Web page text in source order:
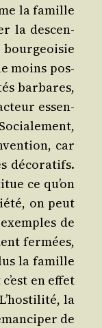
la famille
la des­cen­
moins pos­
bar­bares,
essen­
car
déco­ra­tifs.
ce qu’on
on peut
de
fer­mées,
la famille
en effet
la
de